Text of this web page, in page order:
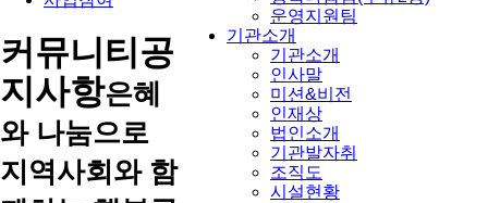
운영지원팀
기관소개
기관소개
인사말
미션&비전
인재상
법인소개
기관발자취
조직도
시설현황
커뮤니티공
지사항은혜
와 나눔으로
지역사회와 함